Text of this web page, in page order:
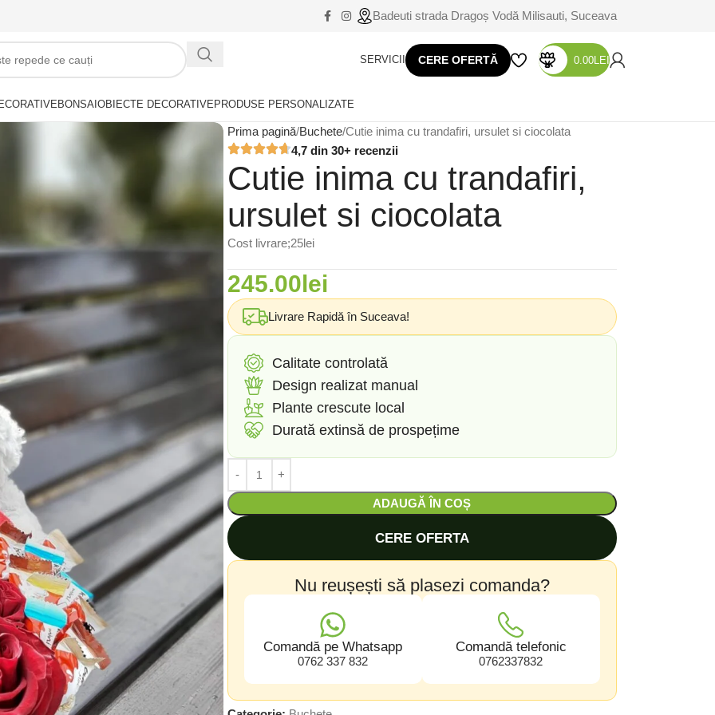
Badeuti strada Dragoș Vodă Milisauti, Suceava
SERVICII CERE OFERTĂ 0.00LEI
BONSAI OBIECTE DECORATIVE PRODUSE PERSONALIZATE
Prima pagină Buchete Cutie inima cu trandafiri, ursulet si ciocolata
4,7 din 30+ recenzii
Cutie inima cu trandafiri,
ursulet si ciocolata
Cost livrare;25lei
245.00lei
Livrare Rapidă în Suceava!
Calitate controlată
Design realizat manual
Plante crescute local
Durată extinsă de prospețime
ADAUGĂ ÎN COȘ
CERE OFERTA
Nu reușești să plasezi comanda?
Comandă pe Whatsapp
0762 337 832
Comandă telefonic
0762337832